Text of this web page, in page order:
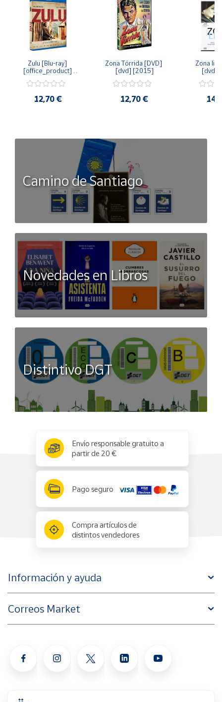
Zulu [Blu-ray]
[office_product]
12,70 €
Zona Tórrida [DVD]
[dvd] [2015]
12,70 €
Zona
[dvd]
Camino de Santiago
Novedades en Libros
Distintivo DGT
Envío responsable gratuito a
partir de 20 €
Pago seguro
Compra artículos de
distintos vendedores
Información y ayuda
Correos Market